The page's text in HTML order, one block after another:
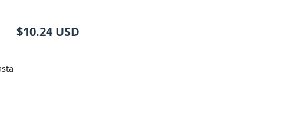
$10.24 USD